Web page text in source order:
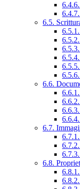
6.5.
6.6.
6.7.
6.8.